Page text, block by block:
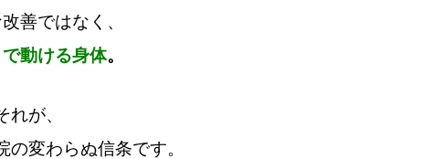
善ではなく、
動ける身体。
れが、
の変わらぬ信条です。